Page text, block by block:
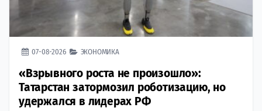
07-08-2026 ЭКОНОМИКА
«Взрывного роста не произошло»:
Татарстан затормозил роботизацию, но
удержался в лидерах РФ